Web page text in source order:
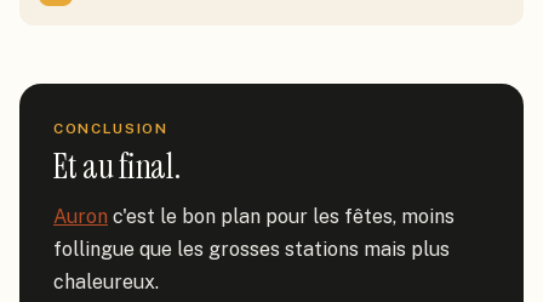
CONCLUSION
Et au final.
Auron c'est le bon plan pour les fêtes, moins
follingue que les grosses stations mais plus
chaleureux.